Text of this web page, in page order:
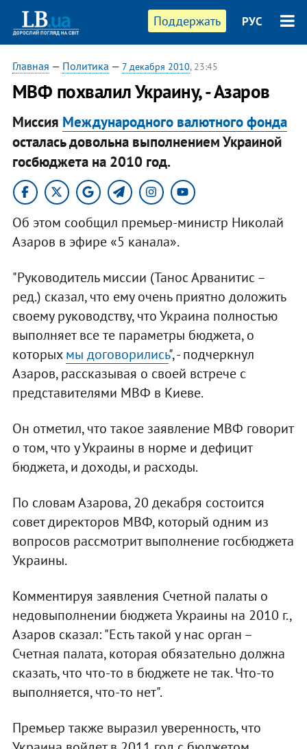
Поддержать РУС
Главная — Политика — 7 декабря 2010, 23:45
​МВФ похвалил Украину, - Азаров
Миссия Международного валютного фонда
осталась довольна выполнением Украиной
госбюджета на 2010 год.​
Об этом сообщил премьер-министр Николай
Азаров в эфире «5 канала».
"Руководитель миссии (Танос Арванитис –
ред.) сказал, что ему очень приятно доложить
своему руководству, что Украина полностью
выполняет все те параметры бюджета, о
которыхмы договорились", - подчеркнул
Азаров, рассказывая о своей встрече с
представителями МВФ в Киеве.
Он отметил, что такое заявление МВФ говорит
о том, что у Украины в норме и дефицит
бюджета, и доходы, и расходы.
По словам Азарова, 20 декабря состоится
совет директоров МВФ, который одним из
вопросов рассмотрит выполнение госбюджета
Украины.
Комментируя заявления Счетной палаты о
недовыполнении бюджета Украины на 2010 г.,
Азаров сказал: "Есть такой у нас орган –
Счетная палата, которая обязательно должна
сказать, что что-то в бюджете не так. Что-то
выполняется, что-то нет".
Премьер также выразил уверенность, что